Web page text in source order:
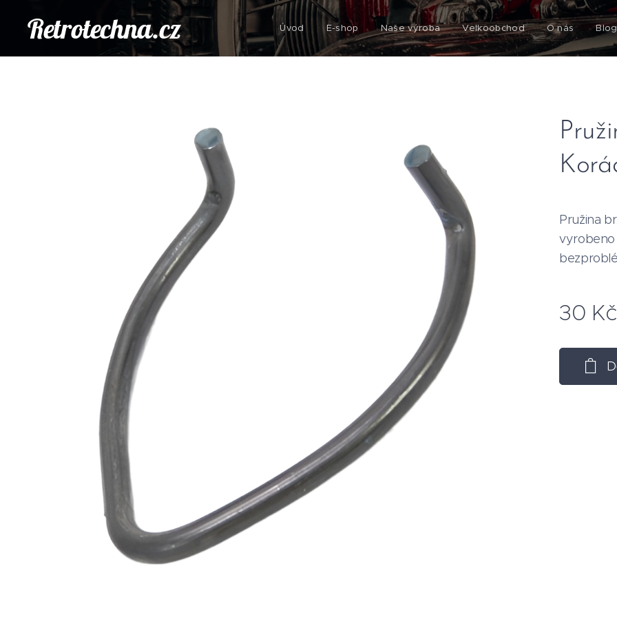
Retrotechna.cz Úvod E-shop Naše výroba Velkoobchod O nás Blog
Pružina
vyrobeno
30 Kč